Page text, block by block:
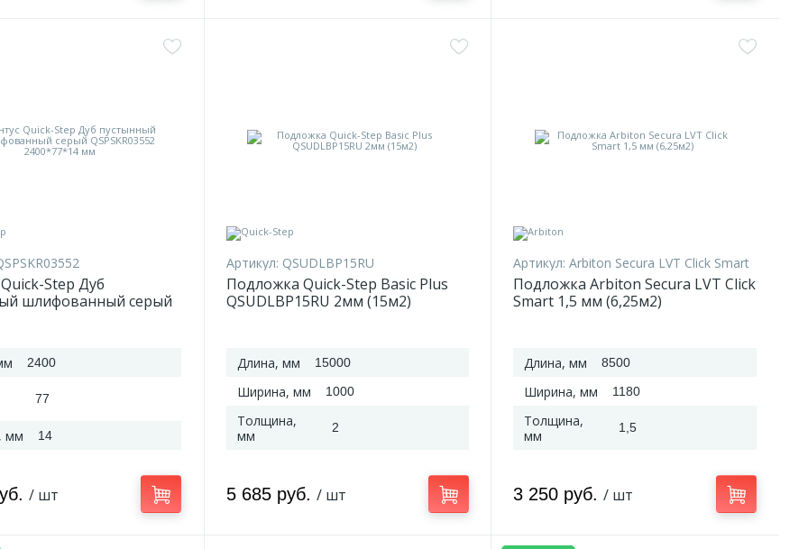
Step Дуб
шлифованный серый
2400
77
мм 14
/ шт
Артикул: QSUDLBP15RU
Подложка Quick-Step Basic Plus
QSUDLBP15RU 2мм (15м2)
Длина, мм 15000
Ширина, мм 1000
Толщина,
мм
2
5 685 руб. / шт
Артикул: Arbiton Secura LVT Click Smart
Подложка Arbiton Secura LVT Click
Smart 1,5 мм (6,25м2)
Длина, мм 8500
Ширина, мм 1180
Толщина,
мм
1,5
3 250 руб./ шт